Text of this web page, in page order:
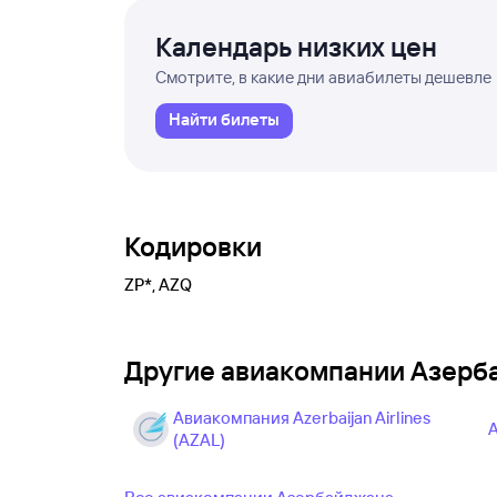
Календарь низких цен
Смотрите, в какие дни авиабилеты дешевле
Найти билеты
Кодировки
ZP*, AZQ
Другие авиакомпании
Авиакомпания Azerbaijan Airlines
(AZAL)